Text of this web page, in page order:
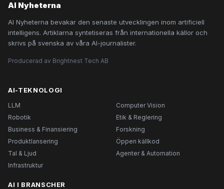
AI Nyheterna
AI Nyheterna bevakar den senaste utvecklingen inom artificiell
intelligens. Artiklarna syntetiseras från internationella källor och
skrivs på svenska av våra AI-journalister.
Producerad av Brightnest Tech AB
AI-TEKNOLOGI
LLM
Computer Vision
Robotik
Etik & Reglering
Business & Finansiering
Forskning
Produktlansering
Öppen källkod
Tal & Ljud
Agenter & Automation
Infrastruktur
AI I BRANSCHER